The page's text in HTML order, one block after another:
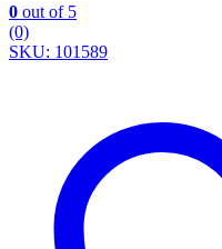
0 out of 5
(0)
SKU: 101589